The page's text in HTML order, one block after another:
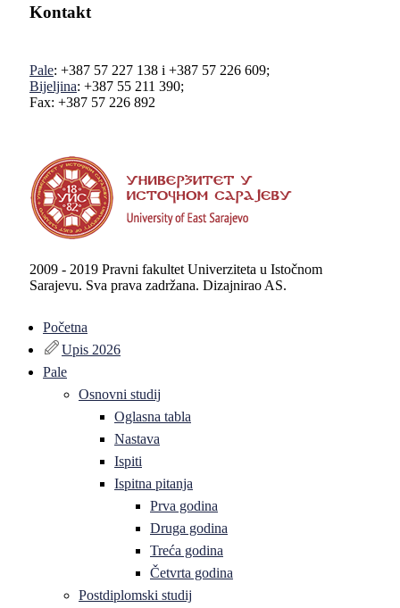
Kontakt
Pale: +387 57 227 138 i +387 57 226 609;
Bijeljina: +387 55 211 390;
Fax: +387 57 226 892
2009 - 2019 Pravni fakultet Univerziteta u Istočnom
Sarajevu. Sva prava zadržana. Dizajnirao AS.
Početna
Upis 2026
Pale
Osnovni studij
Oglasna tabla
Nastava
Ispiti
Ispitna pitanja
Prva godina
Druga godina
Treća godina
Četvrta godina
Postdiplomski studij